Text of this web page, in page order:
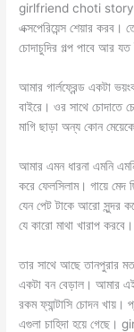
girlfriend choti story
এক্সপেরিয়েন্স শেয়ার করব।
চোদাচুদির গল্প পাবে আর যত
আমার গার্লফ্রেন্ড একটা
বাইরে। ওর সাথে চোদাতে
মাগি ছাড়া অন্য কোন
আমার এমন ধারনা এমনি
করে ফেলসিলাম। গায়ে মেদ
যেন পেট টাকে আরো সুন্দর
যে কারো মাথা খারাপ করবে।
তার সাথে আছে তানপুরার
একটা বন বেড়াল। আমার এই
রকম ফ্যান্টাসি চোদন
এগুলা চাহিদা হয়ে